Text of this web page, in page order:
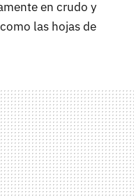
en crudo y
las hojas de